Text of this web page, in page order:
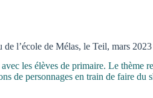
de l’école de Mélas, le Teil, mars 2023
les élèves de primaire. Le thème
de personnages en train de faire